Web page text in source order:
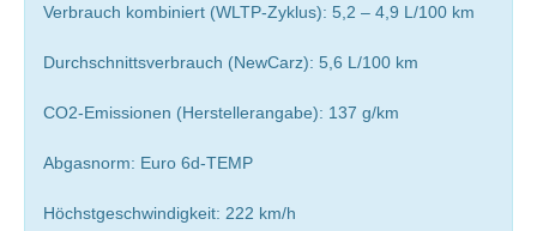
Verbrauch kombiniert (WLTP-Zyklus): 5,2 – 4,9 L/100 km
Durchschnittsverbrauch (NewCarz): 5,6 L/100 km
CO2-Emissionen (Herstellerangabe): 137 g/km
Abgasnorm: Euro 6d-TEMP
Höchstgeschwindigkeit: 222 km/h